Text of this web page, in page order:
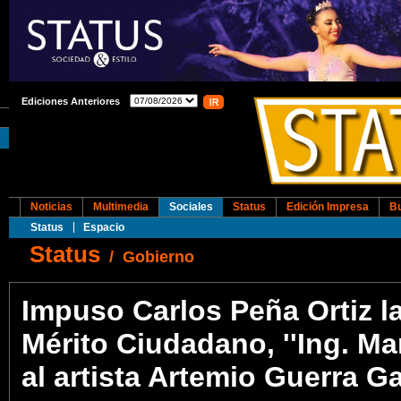
Ediciones Anteriores
Noticias Multimedia
Sociales
Status
Espacio
Status Edición Impresa
Status / Gobierno
Impuso Carlos Peña Ortiz
Mérito Ciudadano, ''Ing.
al artista Artemio Guerra